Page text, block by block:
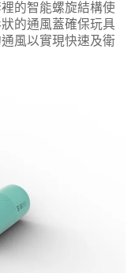
的智能螺旋結構使
的通風蓋確保玩具
風以實現快速及衛